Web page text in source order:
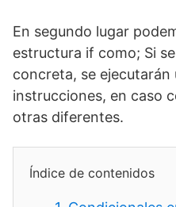
En segundo lugar
estructura if como; Si
concreta, se ejecutarán
instrucciones, en caso
otras diferentes.
Índice de contenidos